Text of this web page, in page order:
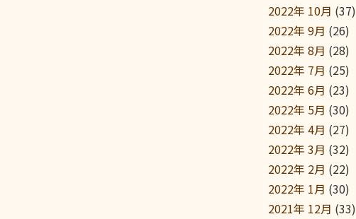
2022年 10月 (37)
2022年 9月 (26)
2022年 8月 (28)
2022年 7月 (25)
2022年 6月 (23)
2022年 5月 (30)
2022年 4月 (27)
2022年 3月 (32)
2022年 2月 (22)
2022年 1月 (30)
2021年 12月 (33)